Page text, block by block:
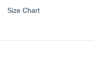
Size Chart